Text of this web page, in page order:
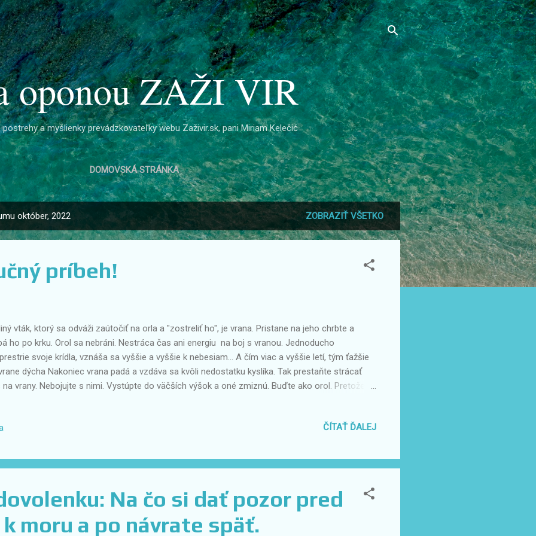
Preskočiť na hlavný obsah
oponou ZAŽI VIR
postrehy a myšlienky prevádzkovateľky webu Zaživir.sk, pani Miriam Kelečić
DOMOVSKÁ STRÁNKA
október, 2022 ZOBRAZIŤ VŠETKO
príbeh!
vták, ktorý sa odváži zaútočiť na orla a "zostreliť ho", je vrana. Pristane na jeho chrbte a
ho po krku. Orol sa nebráni. Nestráca čas ani energiu na boj s vranou. Jednoducho
svoje krídla, vznáša sa vyššie a vyššie k nebesiam... A čím viac a vyššie letí, tým ťažšie
dýcha Nakoniec vrana padá a vzdáva sa kvôli nedostatku kyslíka. Tak prestaňte strácať
na vrany. Nebojujte s nimi. Vystúpte do väčších výšok a oné zmiznú. Buďte ako orol. Pretože
ČÍTAŤ ĎALEJ
Na čo si dať pozor pred
moru a po návrate späť.